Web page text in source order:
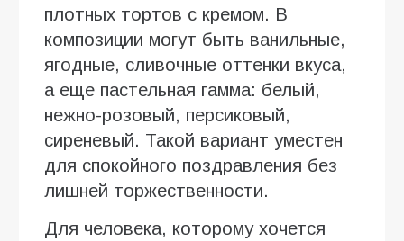
плотных тортов с кремом. В
композиции могут быть ванильные,
ягодные, сливочные оттенки вкуса,
а еще пастельная гамма: белый,
нежно-розовый, персиковый,
сиреневый. Такой вариант уместен
для спокойного поздравления без
лишней торжественности.
Для человека, которому хочется